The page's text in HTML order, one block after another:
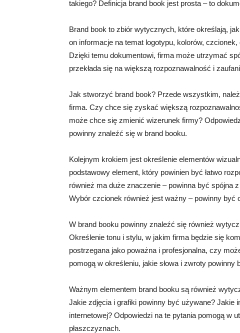
takiego? Definicja brand book jest prosta – to
Brand book to zbiór wytycznych, które określają,
on informacje na temat logotypu, kolorów,
Dzięki temu dokumentowi, firma może utrzymać
przekłada się na większą rozpoznawalność i
Jak stworzyć brand book? Przede wszystkim,
firma. Czy chce się zyskać większą
może chce się zmienić wizerunek firmy?
powinny znaleźć się w brand booku.
Kolejnym krokiem jest określenie elementów
podstawowy element, który powinien być łatwo
również ma duże znaczenie – powinna być spójna
Wybór czcionek również jest ważny – powinny
W brand booku powinny znaleźć się również
Określenie tonu i stylu, w jakim firma będzie się
postrzegana jako poważna i profesjonalna, czy
pomogą w określeniu, jakie słowa i zwroty
Ważnym elementem brand booku są również
Jakie zdjęcia i grafiki powinny być używane? Jakie
internetowej? Odpowiedzi na te pytania pomogą w
płaszczyznach.